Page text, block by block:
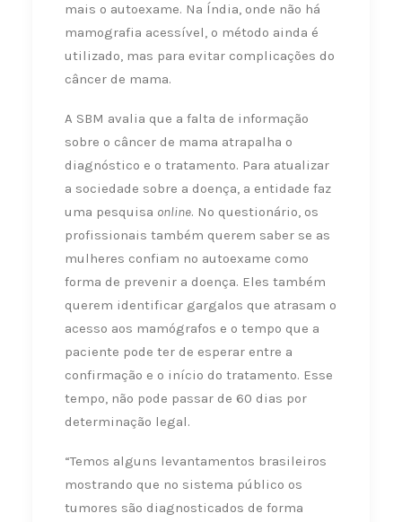
mais o autoexame. Na Índia, onde não há
mamografia acessível, o método ainda é
utilizado, mas para evitar complicações do
câncer de mama.
A SBM avalia que a falta de informação
sobre o câncer de mama atrapalha o
diagnóstico e o tratamento. Para atualizar
a sociedade sobre a doença, a entidade faz
uma pesquisa online. No questionário, os
profissionais também querem saber se as
mulheres confiam no autoexame como
forma de prevenir a doença. Eles também
querem identificar gargalos que atrasam o
acesso aos mamógrafos e o tempo que a
paciente pode ter de esperar entre a
confirmação e o início do tratamento. Esse
tempo, não pode passar de 60 dias por
determinação legal.
“Temos alguns levantamentos brasileiros
mostrando que no sistema público os
tumores são diagnosticados de forma